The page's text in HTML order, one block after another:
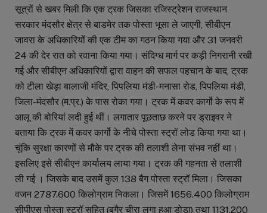
सूत्रों से खबर मिली कि एक ट्रक जिसका रजिस्ट्रेशन राजस्थान
सरकार मंदसौर क्षेत्र से बाडमेर तक पोस्ता भूसा ले जाएगी, सीबीएन
जावरा के अधिकारियों की एक टीम का गठन किया गया और 31 जनवरी
24 की देर रात को रवाना किया गया। संदिग्ध मार्ग पर कड़ी निगरानी रखी
गई और सीबीएन अधिकारियों द्वारा वाहन की सफल पहचान के बाद, ट्रक
को टीला खेड़ा बालाजी मंदिर, पिपलिया मंडी-मनासा रोड, पिपलिया मंडी,
जिला-मंदसौर (म.प्र.) के पास रोका गया। ट्रक में कवर कार्गो के रूप में
आलू की बोरियां लदी हुई थीं। लगातार पूछताछ करने पर ड्राइवर ने
बताया कि ट्रक में कवर कार्गो के नीचे पोस्ता स्ट्रॉ लोड किया गया था।
चूंकि सुरक्षा कारणों से मौके पर ट्रक की तलाशी लेना संभव नहीं था।
इसलिए इसे सीबीएन कार्यालय लाया गया। ट्रक की गहनता से तलाशी
ली गई । जिसके बाद उसमें कुल 138 बैग पोस्ता स्ट्रॉ मिला। जिसका
वजन 2787.600 किलोग्राम निकला। जिसमें 1656.400 किलोग्राम
सीपीएस पोस्ता स्ट्रॉ सहित (बगैर चीरा लगा हुआ डोडा) तथा 1131.200